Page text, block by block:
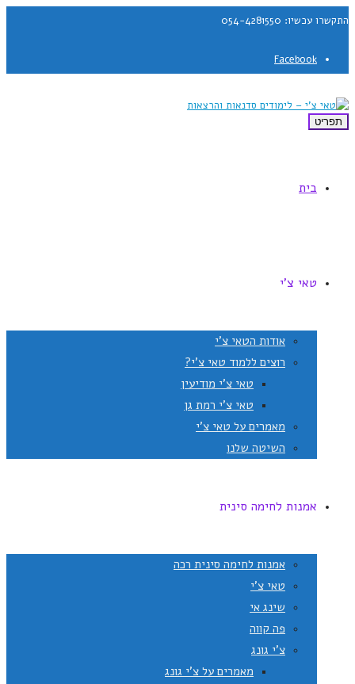
התקשרו עכשיו: 054-4281550
Facebook
תפריט
בית
טאי צ'י
אודות הטאי צ'י
רוצים ללמוד טאי צ'י?
טאי צ'י מודיעין
טאי צ'י רמת גן
מאמרים על טאי צ'י
השיטה שלנו
אמנות לחימה סינית
אמנות לחימה סינית רכה
טאי צ'י
שינג אי
פה קווה
צ'י גונג
מאמרים על צ'י גונג